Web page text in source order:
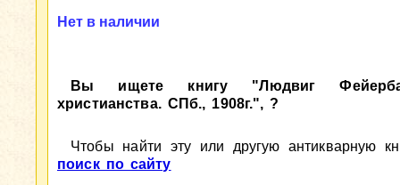
Нет в наличии
Вы ищете книгу "Людвиг
христианства. СПб., 1908г.", ?
Чтобы найти эту или другую антикварную
поиск по сайту